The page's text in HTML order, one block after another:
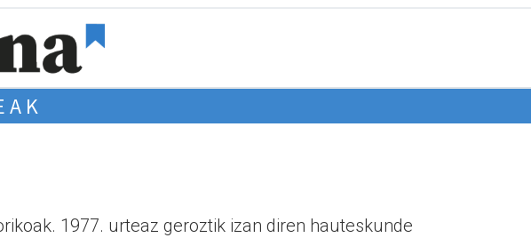
1977. urteaz geroztik izan diren hauteskunde